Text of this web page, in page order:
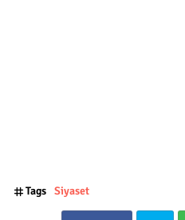
Tags Siyaset